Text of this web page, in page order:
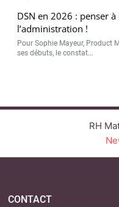
DSN en 2026 : penser
l’administration !
Pour Sophie Mayeur, Product
ses débuts, le constat...
RH
CONTACT